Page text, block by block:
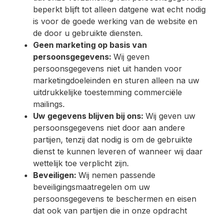
beperkt blijft tot alleen datgene wat echt nodig
is voor de goede werking van de website en
de door u gebruikte diensten.
Geen marketing op basis van
persoonsgegevens: Wij geven
persoonsgegevens niet uit handen voor
marketingdoeleinden en sturen alleen na uw
uitdrukkelijke toestemming commerciële
mailings.
Uw gegevens blijven bij ons: Wij geven uw
persoonsgegevens niet door aan andere
partijen, tenzij dat nodig is om de gebruikte
dienst te kunnen leveren of wanneer wij daar
wettelijk toe verplicht zijn.
Beveiligen: Wij nemen passende
beveiligingsmaatregelen om uw
persoonsgegevens te beschermen en eisen
dat ook van partijen die in onze opdracht